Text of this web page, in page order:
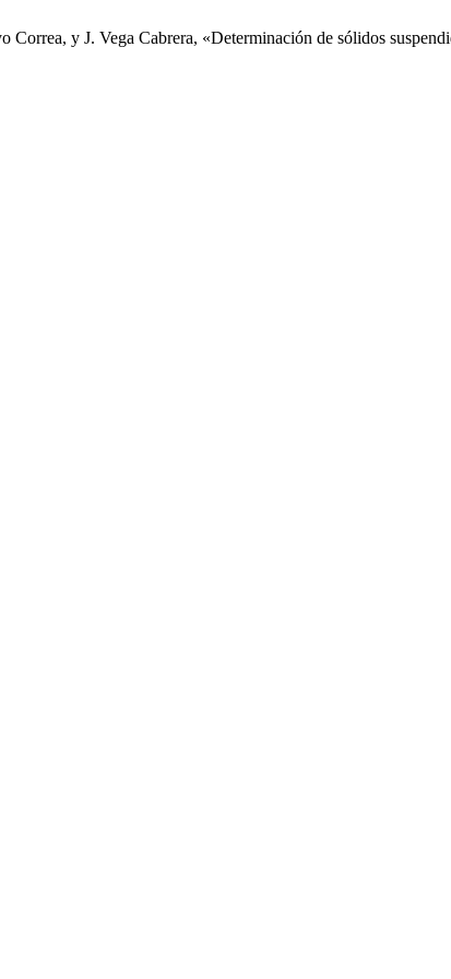
y J. Vega Cabrera, «Determinación de sólidos